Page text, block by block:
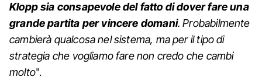
Klopp sia consapevole del fatto di dover fare una
grande partita per vincere domani. Probabilmente
cambierà qualcosa nel sistema, ma per il tipo di
strategia che vogliamo fare non credo che cambi
molto".